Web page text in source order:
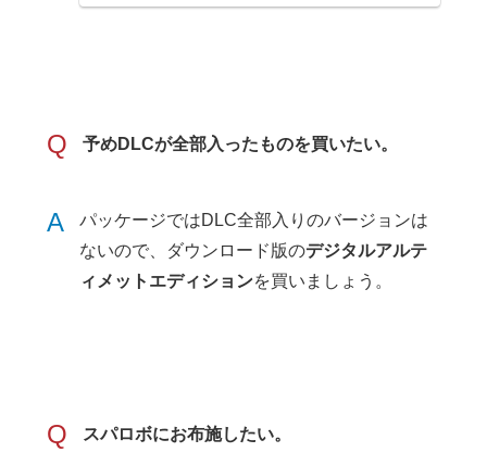
Q 予めDLCが全部入ったものを買いたい。
A
パッケージではDLC全部入りのバージョンは
ないので、ダウンロード版のデジタルアルテ
ィメットエディションを買いましょう。
Q スパロボにお布施したい。